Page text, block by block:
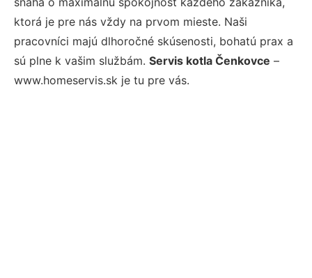
ktorá je pre nás vždy na prvom mieste. Naši
pracovníci majú dlhoročné skúsenosti, bohatú prax a
sú plne k vašim službám. Servis kotla Čenkovce –
www.homeservis.sk je tu pre vás.